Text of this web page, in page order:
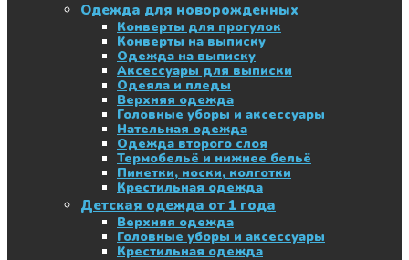
Одежда для новорожденных
Конверты для прогулок
Конверты на выписку
Одежда на выписку
Аксессуары для выписки
Одеяла и пледы
Верхняя одежда
Головные уборы и аксессуары
Нательная одежда
Одежда второго слоя
Термобельё и нижнее бельё
Пинетки, носки, колготки
Крестильная одежда
Детская одежда от 1 года
Верхняя одежда
Головные уборы и аксессуары
Крестильная одежда